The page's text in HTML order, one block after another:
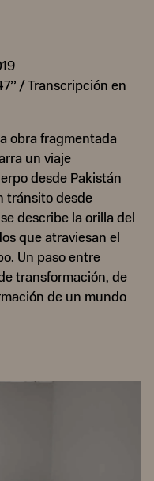
/ Transcripción en
obra fragmentada
un viaje
desde Pakistán
tránsito desde
describe la orilla del
que atraviesan el
Un paso entre
transformación, de
de un mundo